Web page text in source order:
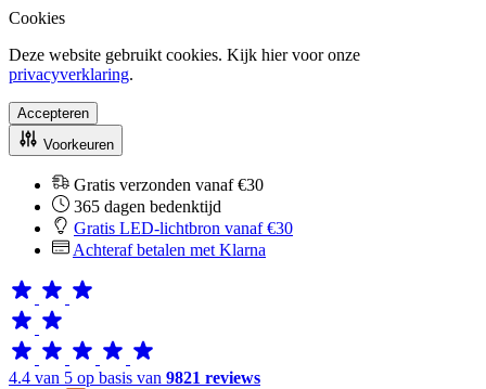
Cookies
Deze website gebruikt cookies. Kijk hier voor onze
privacyverklaring.
Accepteren
Voorkeuren
Gratis verzonden vanaf €30
365 dagen bedenktijd
Gratis LED-lichtbron vanaf €30
Achteraf betalen met Klarna
4.4 van 5 op basis van 9821 reviews